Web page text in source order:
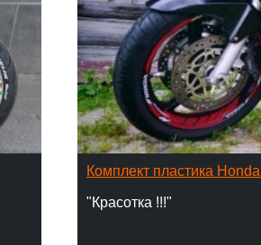
Комплект пластика
"Красотка !!!"